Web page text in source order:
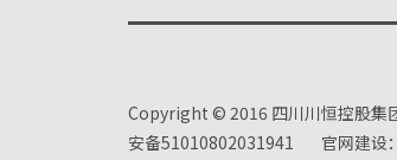
Copyright © 2016 四川川恒控股集
安备51010802031941
官网建设